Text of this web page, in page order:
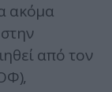
ακόμα
από τον